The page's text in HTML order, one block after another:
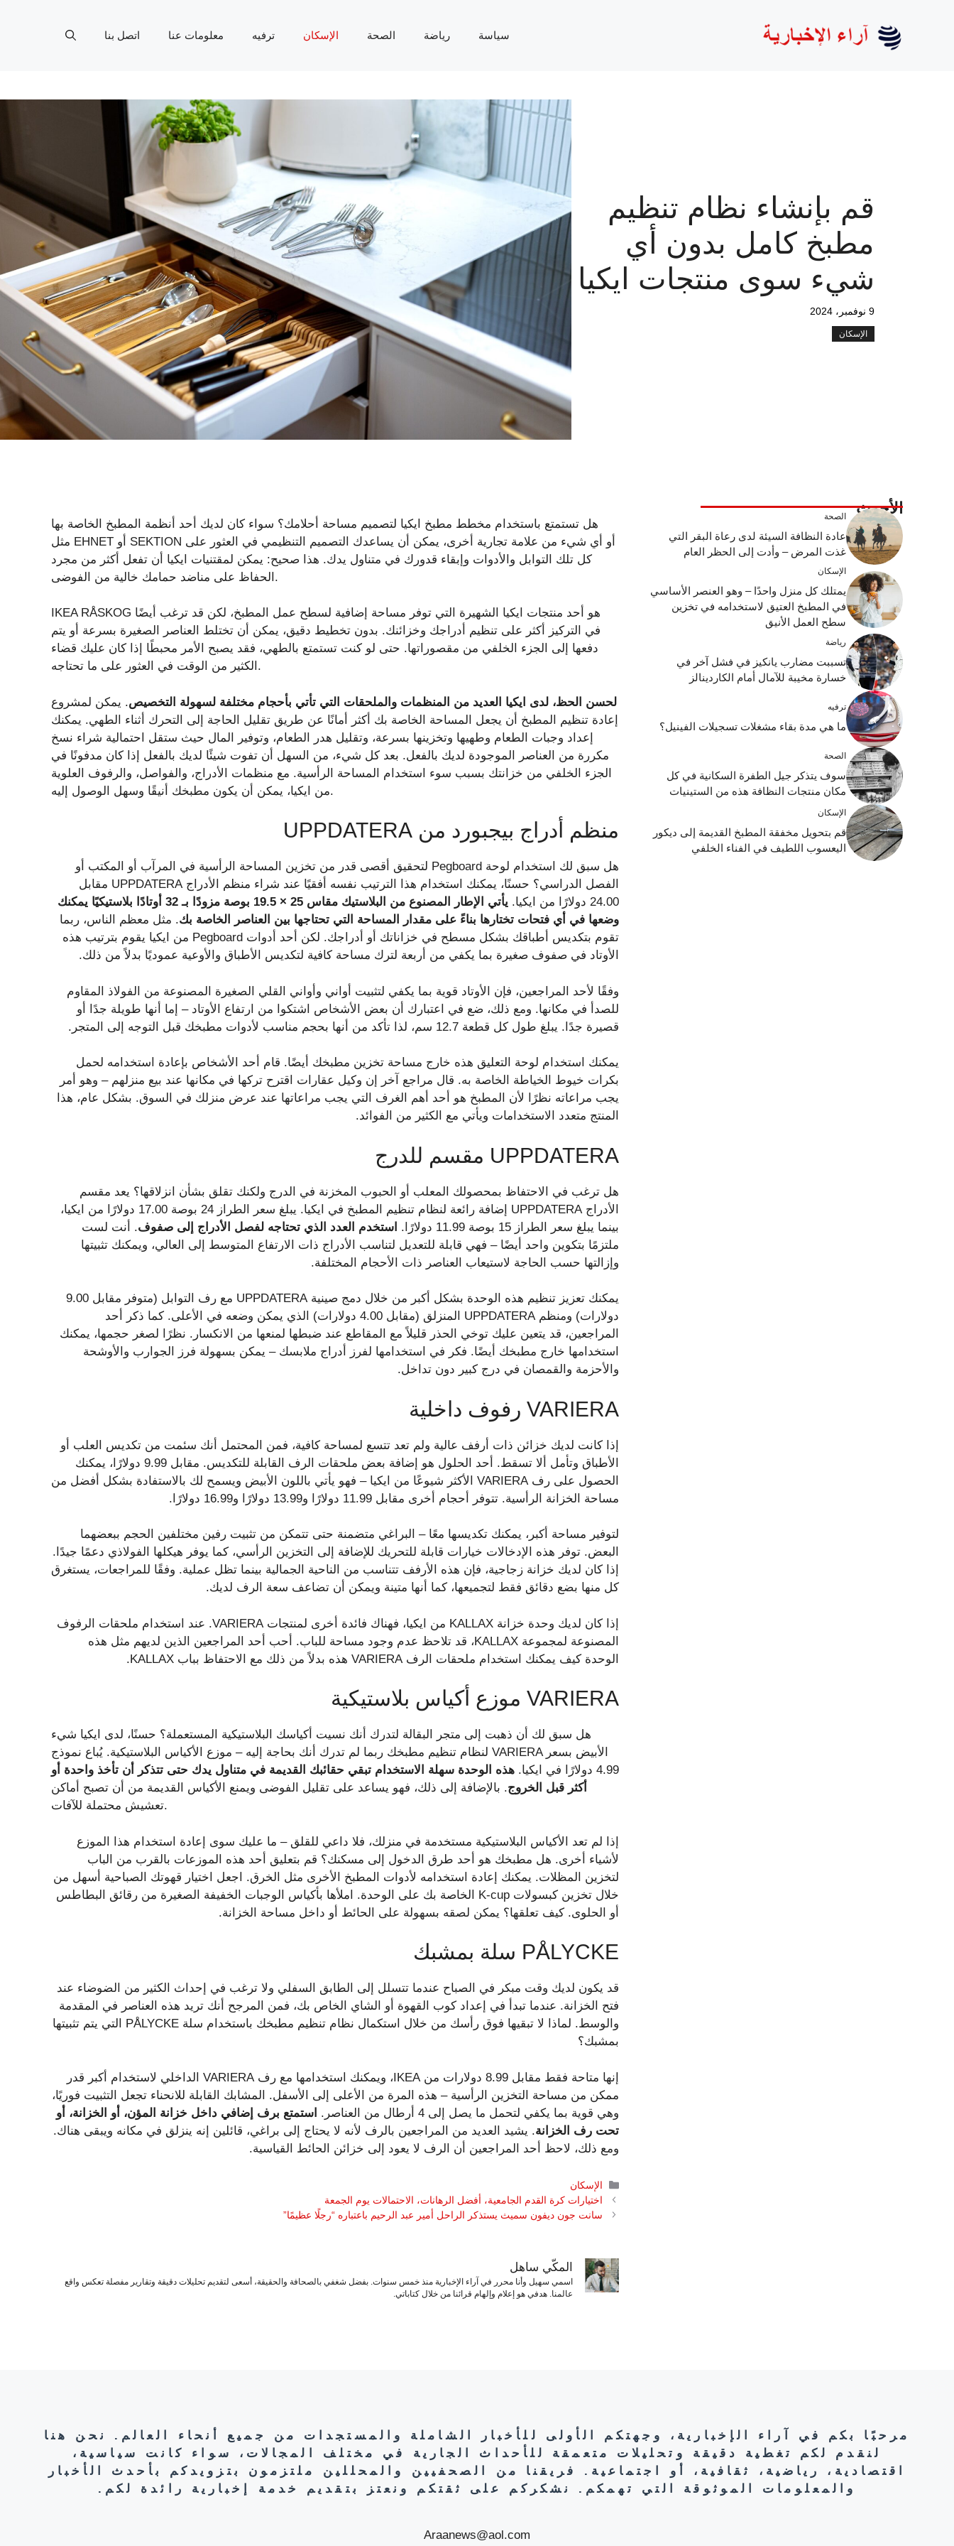
سياسة رياضة الصحة الإسكان ترفيه معلومات عنا اتصل بنا
قم بإنشاء نظام تنظيم
مطبخ كامل بدون أي
شيء سوى منتجات ايكيا
9 نوفمبر، 2024
الإسكان
هل تستمتع باستخدام مخطط مطبخ ايكيا لتصميم مساحة أحلامك؟ سواء كان لديك أحد أنظمة المطبخ الخاصة بها
مثل EHNET أو SEKTION أو أي شيء من علامة تجارية أخرى، يمكن أن يساعدك التصميم التنظيمي في العثور على
كل تلك التوابل والأدوات وإبقاء قدورك في متناول يدك. هذا صحيح: يمكن لمقتنيات ايكيا أن تفعل أكثر من مجرد
الحفاظ على مناضد حمامك خالية من الفوضى.
IKEA RÅSKOG هو أحد منتجات ايكيا الشهيرة التي توفر مساحة إضافية لسطح عمل المطبخ، لكن قد ترغب أيضًا
في التركيز أكثر على تنظيم أدراجك وخزائنك. بدون تخطيط دقيق، يمكن أن تختلط العناصر الصغيرة بسرعة أو يتم
دفعها إلى الجزء الخلفي من مقصوراتها. حتى لو كنت تستمتع بالطهي، فقد يصبح الأمر محبطًا إذا كان عليك قضاء
الكثير من الوقت في العثور على ما تحتاجه.
لحسن الحظ، لدى ايكيا العديد من المنظمات والملحقات التي تأتي بأحجام مختلفة لسهولة التخصيص. يمكن لمشروع
إعادة تنظيم المطبخ أن يجعل المساحة الخاصة بك أكثر أمانًا عن طريق تقليل الحاجة إلى التحرك أثناء الطهي. يمكنك
إعداد وجبات الطعام وطهيها وتخزينها بسرعة، وتقليل هدر الطعام، وتوفير المال حيث ستقل احتمالية شراء نسخ
مكررة من العناصر الموجودة لديك بالفعل. بعد كل شيء، من السهل أن تفوت شيئًا لديك بالفعل إذا كان مدفونًا في
الجزء الخلفي من خزانتك بسبب سوء استخدام المساحة الرأسية. مع منظمات الأدراج، والفواصل، والرفوف العلوية
من ايكيا، يمكن أن يكون مطبخك أنيقًا وسهل الوصول إليه.
منظم أدراج بيجبورد من UPPDATERA
هل سبق لك استخدام لوحة Pegboard لتحقيق أقصى قدر من تخزين المساحة الرأسية في المرآب أو المكتب أو
الفصل الدراسي؟ حسنًا، يمكنك استخدام هذا الترتيب نفسه أفقيًا عند شراء منظم الأدراج UPPDATERA مقابل
24.00 دولارًا من ايكيا.
يأتي الإطار المصنوع من البلاستيك مقاس 25 × 19.5 بوصة مزودًا بـ 32 أوتادًا بلاستيكيًا يمكنك
وضعها في أي فتحات تختارها بناءً على مقدار المساحة التي تحتاجها بين العناصر الخاصة بك. مثل معظم الناس، ربما
تقوم بتكديس أطباقك بشكل مسطح في خزاناتك أو أدراجك. لكن أحد أدوات Pegboard من ايكيا يقوم بترتيب هذه
الأوتاد في صفوف صغيرة بما يكفي من أربعة لترك مساحة كافية لتكديس الأطباق والأوعية عموديًا بدلاً من ذلك.
وفقًا لأحد المراجعين، فإن الأوتاد قوية بما يكفي لتثبيت أواني وأواني القلي الصغيرة المصنوعة من الفولاذ المقاوم
للصدأ في مكانها. ومع ذلك، ضع في اعتبارك أن بعض الأشخاص اشتكوا من ارتفاع الأوتاد – إما أنها طويلة جدًا أو
قصيرة جدًا. يبلغ طول كل قطعة 12.7 سم، لذا تأكد من أنها بحجم مناسب لأدوات مطبخك قبل التوجه إلى المتجر.
يمكنك استخدام لوحة التعليق هذه خارج مساحة تخزين مطبخك أيضًا. قام أحد الأشخاص بإعادة استخدامه لحمل
بكرات خيوط الخياطة الخاصة به. قال مراجع آخر إن وكيل عقارات اقترح تركها في مكانها عند بيع منزلهم – وهو أمر
يجب مراعاته نظرًا لأن المطبخ هو أحد أهم الغرف التي يجب مراعاتها عند عرض منزلك في السوق. بشكل عام، هذا
المنتج متعدد الاستخدامات ويأتي مع الكثير من الفوائد.
UPPDATERA مقسم للدرج
هل ترغب في الاحتفاظ بمحصولك المعلب أو الحبوب المخزنة في الدرج ولكنك تقلق بشأن انزلاقها؟ يعد مقسم
الأدراج UPPDATERA إضافة رائعة لنظام تنظيم المطبخ في ايكيا. يبلغ سعر الطراز 24 بوصة 17.00 دولارًا من ايكيا،
بينما يبلغ سعر الطراز 15 بوصة 11.99 دولارًا.
استخدم العدد الذي تحتاجه لفصل الأدراج إلى صفوف. أنت لست
ملتزمًا بتكوين واحد أيضًا – فهي قابلة للتعديل لتناسب الأدراج ذات الارتفاع المتوسط ​​إلى العالي، ويمكنك تثبيتها
وإزالتها حسب الحاجة لاستيعاب العناصر ذات الأحجام المختلفة.
يمكنك تعزيز تنظيم هذه الوحدة بشكل أكبر من خلال دمج صينية UPPDATERA مع رف التوابل (متوفر مقابل 9.00
دولارات) ومنظم UPPDATERA المنزلق (مقابل 4.00 دولارات) الذي يمكن وضعه في الأعلى. كما ذكر أحد
المراجعين، قد يتعين عليك توخي الحذر قليلاً مع المقاطع عند ضبطها لمنعها من الانكسار. نظرًا لصغر حجمها، يمكنك
استخدامها خارج مطبخك أيضًا. فكر في استخدامها لفرز أدراج ملابسك – يمكن بسهولة فرز الجوارب والأوشحة
والأحزمة والقمصان في درج كبير دون تداخل.
VARIERA رفوف داخلية
إذا كانت لديك خزائن ذات أرفف عالية ولم تعد تتسع لمساحة كافية، فمن المحتمل أنك سئمت من تكديس العلب أو
الأطباق وتأمل ألا تسقط. أحد الحلول هو إضافة بعض ملحقات الرف القابلة للتكديس. مقابل 9.99 دولارًا، يمكنك
الحصول على رف VARIERA الأكثر شيوعًا من ايكيا – فهو يأتي باللون الأبيض ويسمح لك بالاستفادة بشكل أفضل من
مساحة الخزانة الرأسية. تتوفر أحجام أخرى مقابل 11.99 دولارًا و13.99 دولارًا و16.99 دولارًا.
لتوفير مساحة أكبر، يمكنك تكديسها معًا – البراغي متضمنة حتى تتمكن من تثبيت رفين مختلفين الحجم ببعضهما
البعض. توفر هذه الإدخالات خيارات قابلة للتحريك للإضافة إلى التخزين الرأسي، كما يوفر هيكلها الفولاذي دعمًا جيدًا.
إذا كان لديك خزانة زجاجية، فإن هذه الأرفف تتناسب من الناحية الجمالية بينما تظل عملية. وفقًا للمراجعات، يستغرق
كل منها بضع دقائق فقط لتجميعها، كما أنها متينة ويمكن أن تضاعف سعة الرف لديك.
إذا كان لديك وحدة خزانة KALLAX من ايكيا، فهناك فائدة أخرى لمنتجات VARIERA. عند استخدام ملحقات الرفوف
المصنوعة لمجموعة KALLAX، قد تلاحظ عدم وجود مساحة للباب. أحب أحد المراجعين الذين لديهم مثل هذه
الوحدة كيف يمكنك استخدام ملحقات الرف VARIERA هذه بدلاً من ذلك مع الاحتفاظ بباب KALLAX.
VARIERA موزع أكياس بلاستيكية
هل سبق لك أن ذهبت إلى متجر البقالة لتدرك أنك نسيت أكياسك البلاستيكية المستعملة؟ حسنًا، لدى ايكيا شيء
لنظام تنظيم مطبخك ربما لم تدرك أنك بحاجة إليه – موزع الأكياس البلاستيكية. يُباع نموذج VARIERA الأبيض بسعر
4.99 دولارًا في ايكيا.
هذه الوحدة سهلة الاستخدام تبقي حقائبك القديمة في متناول يدك حتى تتذكر أن تأخذ واحدة أو
أكثر قبل الخروج. بالإضافة إلى ذلك، فهو يساعد على تقليل الفوضى ويمنع الأكياس القديمة من أن تصبح أماكن
تعشيش محتملة للآفات.
إذا لم تعد الأكياس البلاستيكية مستخدمة في منزلك، فلا داعي للقلق – ما عليك سوى إعادة استخدام هذا الموزع
لأشياء أخرى. هل مطبخك هو أحد طرق الدخول إلى مسكنك؟ قم بتعليق أحد هذه الموزعات بالقرب من الباب
لتخزين المظلات. يمكنك إعادة استخدامه لأدوات المطبخ الأخرى مثل الخرق. اجعل اختيار قهوتك الصباحية أسهل من
خلال تخزين كبسولات K-cup الخاصة بك على الوحدة. املأها بأكياس الوجبات الخفيفة الصغيرة من رقائق البطاطس
أو الحلوى. كيف تعلقها؟ يمكن لصقه بسهولة على الحائط أو داخل مساحة الخزانة.
PÅLYCKE سلة بمشبك
قد يكون لديك وقت مبكر في الصباح عندما تتسلل إلى الطابق السفلي ولا ترغب في إحداث الكثير من الضوضاء عند
فتح الخزانة. عندما تبدأ في إعداد كوب القهوة أو الشاي الخاص بك، فمن المرجح أنك تريد هذه العناصر في المقدمة
والوسط. لماذا لا تبقيها فوق رأسك من خلال استكمال نظام تنظيم مطبخك باستخدام سلة PÅLYCKE التي يتم تثبيتها
بمشبك؟
إنها متاحة فقط مقابل 8.99 دولارات من IKEA، ويمكنك استخدامها مع رف VARIERA الداخلي لاستخدام أكبر قدر
ممكن من مساحة التخزين الرأسية – هذه المرة من الأعلى إلى الأسفل. المشابك القابلة للانحناء تجعل التثبيت فوريًا،
وهي قوية بما يكفي لتحمل ما يصل إلى 4 أرطال من العناصر.
استمتع برف إضافي داخل خزانة المؤن، أو الخزانة، أو
تحت رف الخزانة. يشيد العديد من المراجعين بالرف لأنه لا يحتاج إلى براغي، قائلين إنه ينزلق في مكانه ويبقى هناك.
ومع ذلك، لاحظ أحد المراجعين أن الرف لا يعود إلى خزائن الحائط القياسية.
التصنيفات
الإسكان
اختيارات كرة القدم الجامعية، أفضل الرهانات، الاحتمالات يوم الجمعة
سانت جون ديفون سميث يستذكر الراحل أمير عبد الرحيم باعتباره “رجلًا عظيمًا”
المكّي ساهل
اسمي سهيل وأنا محرر في آراء الإخبارية منذ خمس سنوات. بفضل شغفي بالصحافة والحقيقة، أسعى لتقديم تحليلات دقيقة وتقارير مفصلة تعكس واقع
عالمنا. هدفي هو إعلام وإلهام قرائنا من خلال كتاباتي.
الأحدث الصحة
عادة النظافة السيئة لدى رعاة البقر التي
غذت المرض – وأدت إلى الحظر العام
الإسكان
يمتلك كل منزل واحدًا – وهو العنصر الأساسي
في المطبخ العتيق لاستخدامه في تخزين
سطح العمل الأنيق
رياضة
تسببت مضارب يانكيز في فشل آخر في
خسارة مخيبة للآمال أمام الكاردينالز
ترفيه
ما هي مدة بقاء مشغلات تسجيلات الفينيل؟
الصحة
سوف يتذكر جيل الطفرة السكانية في كل
مكان منتجات النظافة هذه من الستينيات
الإسكان
قم بتحويل مخفقة المطبخ القديمة إلى ديكور
اليعسوب اللطيف في الفناء الخلفي
مرحبًا بكم في آراء الإخبارية، وجهتكم الأولى للأخبار الشاملة والمستجدات من جميع أنحاء العالم. نحن هنا
لنقدم لكم تغطية دقيقة وتحليلات متعمقة للأحداث الجارية في مختلف المجالات، سواء كانت سياسية،
اقتصادية، رياضية، ثقافية، أو اجتماعية. فريقنا من الصحفيين والمحللين ملتزمون بتزويدكم بأحدث الأخبار
والمعلومات الموثوقة التي تهمكم. نشكركم على ثقتكم ونعتز بتقديم خدمة إخبارية رائدة لكم.
Araanews@aol.com